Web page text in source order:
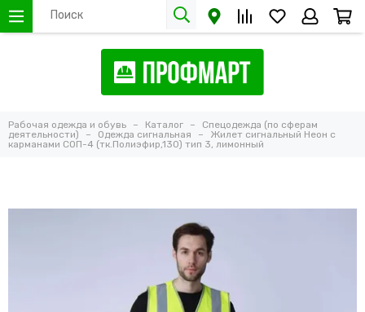
Рабочая одежда и обувь Каталог
Спецодежда (по сферам
деятельности)
Одежда сигнальная
Жилет сигнальный Неон с
карманами СОП-4 (тк.Полиэфир,130) тип 3, лимонный